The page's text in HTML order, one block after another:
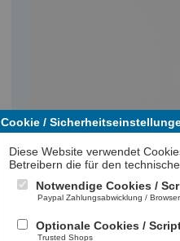
Cookie /
Diese Website verwendet
Betreibern die für den
Notwendige Cookies /
Paypal Zahlungsabwicklung /
Optionale Cookies /
Trusted Shops